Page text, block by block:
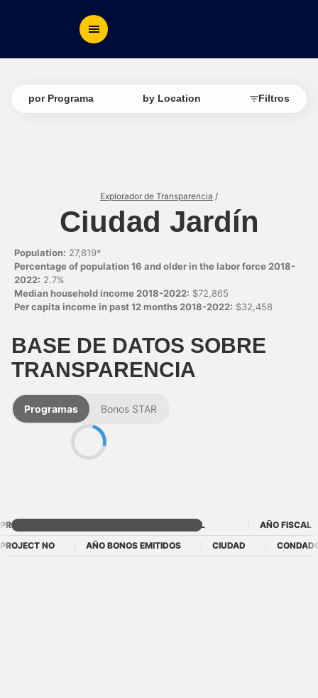
por Programa by Location Filtros
Explorador de Transparencia /
Ciudad Jardín
Population: 27,819*
Percentage of population 16 and older in the labor force 2018-
2022: 2.7%
Median household income 2018-2022: $72,865
Per capita income in past 12 months 2018-2022: $32,458
BASE DE DATOS SOBRE
TRANSPARENCIA
Programas Bonos STAR
PROGRAMA AÑO FISCAL
AÑO FISCAL
PROJECT NO
AÑO BONOS EMITIDOS CIUDAD